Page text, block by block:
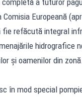
Europeană
fie refăcută integral
hidrografice
şi oamenilor din zonă.
în mod special